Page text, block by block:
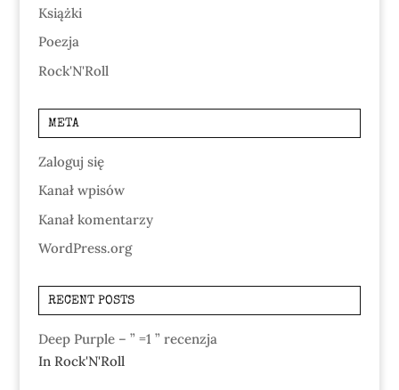
Książki
Poezja
Rock'N'Roll
META
Zaloguj się
Kanał wpisów
Kanał komentarzy
WordPress.org
RECENT POSTS
Deep Purple – ” =1 ” recenzja
In Rock'N'Roll